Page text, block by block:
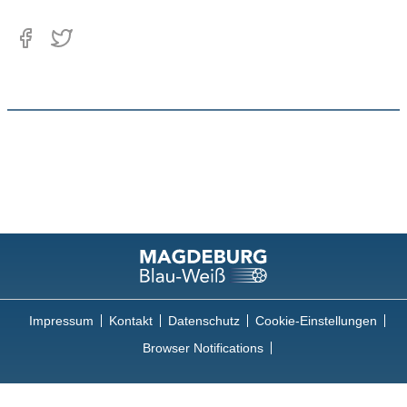
Impressum Kontakt Datenschutz
Cookie-Einstellungen
Browser Notifications